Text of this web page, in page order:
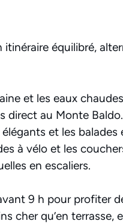
équilibré,
et les eaux
direct au Monte Baldo.
et les balades
à vélo et les
en escaliers.
9 h pour profiter
cher qu’en terrasse,